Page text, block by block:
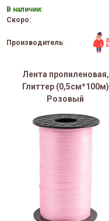
В наличии:
Скоро:
Производитель:
Лента пропиленовая,
Глиттер (0,5см*100м)
Розовый